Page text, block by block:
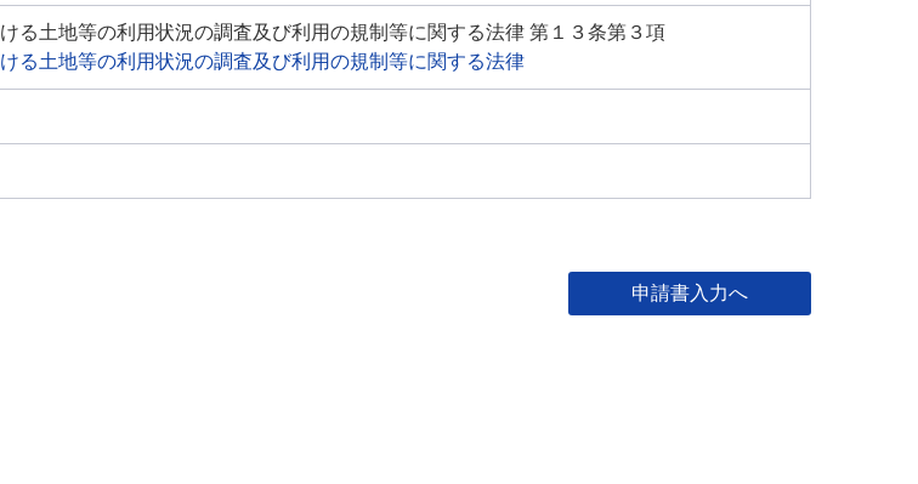
る土地等の利用状況の調査及び利用の規制等に関する法律 第１３条第３項
る土地等の利用状況の調査及び利用の規制等に関する法律
申請書入力へ